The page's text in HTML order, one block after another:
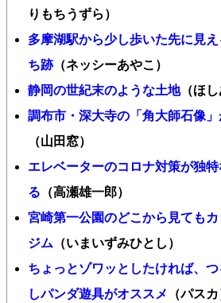
りもちうずら）
多摩湖駅から少し歩いた先に見
ち跡（ネッシーあやこ）
静岡の世紀末のような土地（ほし
調布市・深大寺の「角大師石像
（山田窓）
エレベーターのコロナ対策が独
る （高瀬雄一郎）
宮崎第一公園のどこから見ても
ジム （いまいずみひとし）
ちょっとゾワッとしたければ、
しパンダ遊具がオススメ
（パスカ